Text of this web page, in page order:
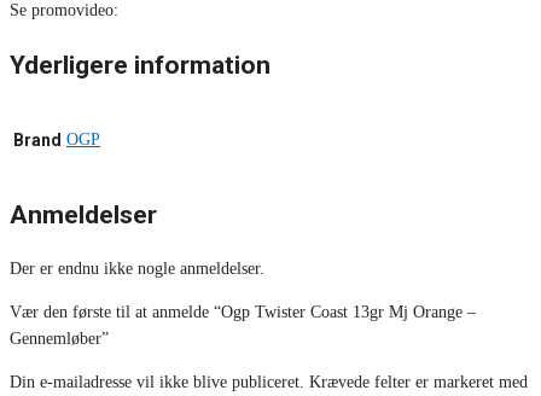
Se promovideo:
Yderligere information
Brand OGP
Anmeldelser
Der er endnu ikke nogle anmeldelser.
Vær den første til at anmelde “Ogp Twister Coast 13gr Mj Orange –
Gennemløber”
Din e-mailadresse vil ikke blive publiceret. Krævede felter er markeret med